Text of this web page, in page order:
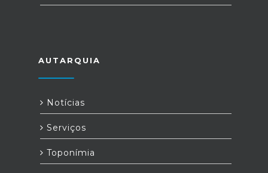
AUTARQUIA
Notícias
Serviços
Toponímia